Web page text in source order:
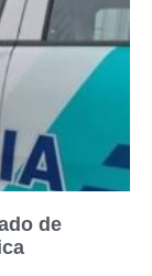
de